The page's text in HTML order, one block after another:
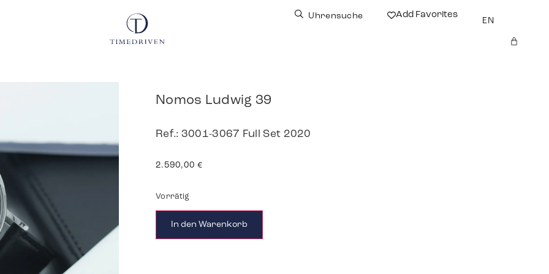
Uhrensuche Add Favorites
EN
Nomos Ludwig 39
Ref.: 3001-3067 Full Set 2020
2.590,00 €
Vorrätig
In den Warenkorb